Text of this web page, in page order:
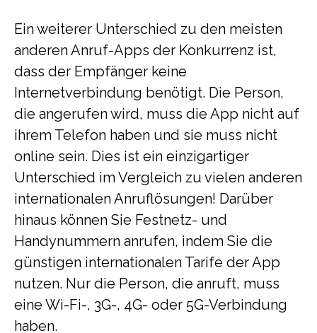
Ein weiterer Unterschied zu den meisten
anderen Anruf-Apps der Konkurrenz ist,
dass der Empfänger keine
Internetverbindung benötigt. Die Person,
die angerufen wird, muss die App nicht auf
ihrem Telefon haben und sie muss nicht
online sein. Dies ist ein einzigartiger
Unterschied im Vergleich zu vielen anderen
internationalen Anruflösungen! Darüber
hinaus können Sie Festnetz- und
Handynummern anrufen, indem Sie die
günstigen internationalen Tarife der App
nutzen. Nur die Person, die anruft, muss
eine Wi-Fi-, 3G-, 4G- oder 5G-Verbindung
haben.